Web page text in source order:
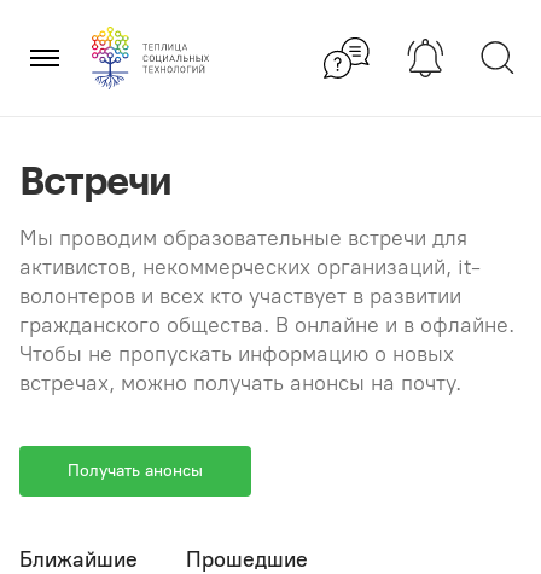
содержанию
×
Встречи
Мы проводим образовательные встречи для
активистов, некоммерческих организаций, it-
волонтеров и всех кто участвует в развитии
гражданского общества. В онлайне и в офлайне.
Чтобы не пропускать информацию о новых
встречах, можно получать анонсы на почту.
Получать анонсы
Ближайшие Прошедшие